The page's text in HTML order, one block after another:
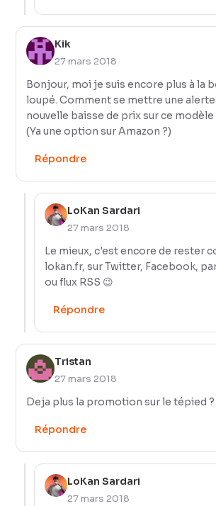
Kik
27 mars 2018
Bonjour, moi je suis encore plus à la
loupé. Comment se mettre une alerte
nouvelle baisse de prix sur ce
(Ya une option sur Amazon ?)
Répondre
LoKan Sardari
27 mars 2018
Le mieux, c'est encore de rester
lokan.fr, sur Twitter, Facebook,
ou flux RSS 😉
Répondre
Tristan
27 mars 2018
Deja plus la promotion sur le tépied ?
Répondre
LoKan Sardari
27 mars 2018